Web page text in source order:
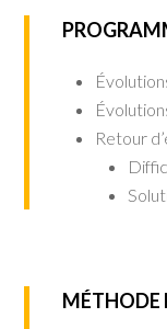
Retour
MÉTHODE